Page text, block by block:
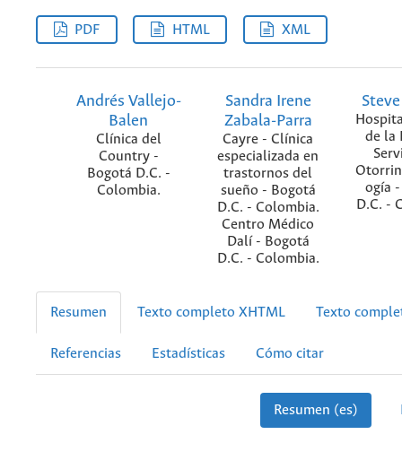
PDF HTML XML
Andrés Vallejo-
Balen
Clínica del
Country -
Bogotá D.C. -
Colombia.
Sandra Irene
Zabala-Parra
Cayre - Clínica
especializada en
trastornos del
sueño - Bogotá
D.C. - Colombia.
Centro Médico
Dalí - Bogotá
D.C. - Colombia.
de la
ogía
D.C. -
Resumen Texto completo XHTML Texto
Referencias Estadísticas Cómo citar
Resumen (es)